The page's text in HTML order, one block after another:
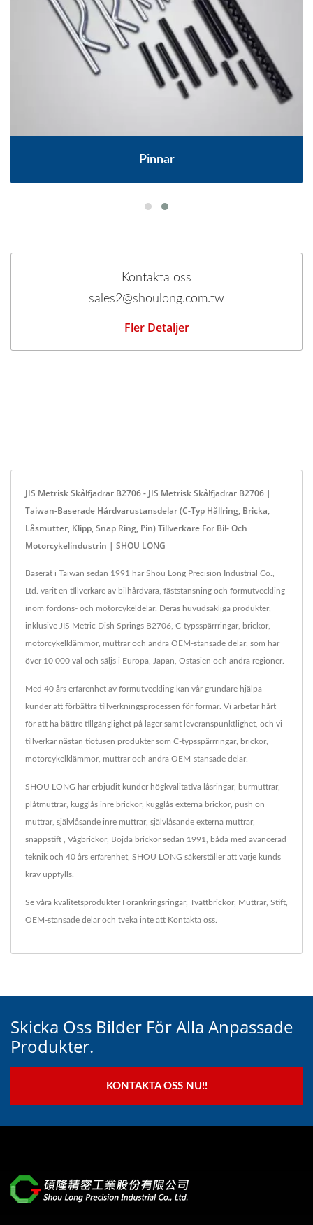
Pinnar
Kontakta oss
sales2@shoulong.com.tw
Fler Detaljer
JIS Metrisk Skålfjädrar B2706 - JIS Metrisk Skålfjädrar B2706 |
Taiwan-Baserade Hårdvarustansdelar (C-Typ Hållring, Bricka,
Låsmutter, Klipp, Snap Ring, Pin) Tillverkare För Bil- Och
Motorcykelindustrin | SHOU LONG
Baserat i Taiwan sedan 1991 har Shou Long Precision Industrial Co.,
Ltd. varit en tillverkare av bilhårdvara, fäststansning och formutveckling
inom fordons- och motorcykeldelar. Deras huvudsakliga produkter,
inklusive JIS Metric Dish Springs B2706, C-typsspärrringar, brickor,
motorcykelklämmor, muttrar och andra OEM-stansade delar, som har
över 10 000 val och säljs i Europa, Japan, Östasien och andra regioner.
Med 40 års erfarenhet av formutveckling kan vår grundare hjälpa
kunder att förbättra tillverkningsprocessen för formar. Vi arbetar hårt
för att ha bättre tillgänglighet på lager samt leveranspunktlighet, och vi
tillverkar nästan tiotusen produkter som C-typsspärrringar, brickor,
motorcykelklämmor, muttrar och andra OEM-stansade delar.
SHOU LONG har erbjudit kunder högkvalitativa låsringar, burmuttrar,
plåtmuttrar, kugglås inre brickor, kugglås externa brickor, push on
muttrar, självlåsande inre muttrar, självlåsande externa muttrar,
snäppstift , Vågbrickor, Böjda brickor sedan 1991, båda med avancerad
teknik och 40 års erfarenhet, SHOU LONG säkerställer att varje kunds
krav uppfylls.
Se våra kvalitetsprodukter Förankringsringar, Tvättbrickor, Muttrar, Stift
OEM-stansade delaroch tveka inte att Kontakta oss
Skicka Oss Bilder För Alla Anpassade
Produkter.
KONTAKTA OSS NU!!